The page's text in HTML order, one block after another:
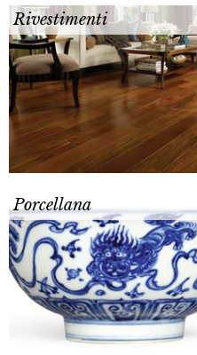
Rivestimenti
Porcellana